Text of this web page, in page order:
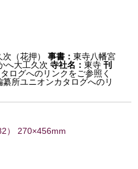
（花押） 事書：東寺八幡宮
へ大工久次 寺社名：東寺 刊
ログへのリンクをご参照く
纂所ユニオンカタログへのリ
） 270×456mm